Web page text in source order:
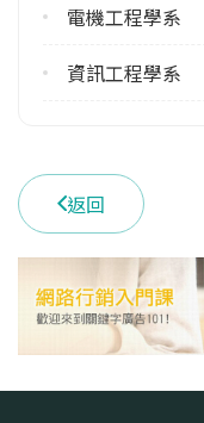
113學年度下學期
(06)2757575 #63600
學系地址
臺南市東區大學路1號
電機工程學系
資訊工程學系
返回